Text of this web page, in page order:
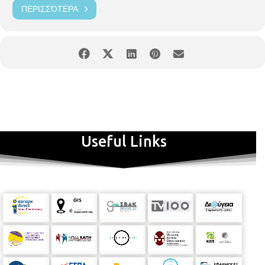
ΠΕΡΙΣΣΌΤΕΡΑ
Useful Links